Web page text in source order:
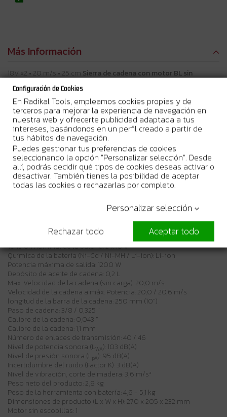
Más Información
18V x2 • 20 m/s • 25 cm Sierra de cadena con motor BL sin
escobillas con alta velocidad de cadena para podar y tallar
Descripción
Potente sierra sin cable con motor sin escobillas y velocidad de
cadena de 20 m/s. Potencia extra para hasta 60 s está disponible
para cortar ramas gruesas. Equipada con brida de 10". Versión del
cuerpo sin batería y cargador.
Beneficios del usuario
El sistema de protección de la batería corta automáticamente la
alimentación cuando el nivel de la batería es bajo
Lubricación automática de la cadena
Motor sin escobillas, sin mantenimiento y de larga duración
Incertidumbre de vibración (Factor K), corte de madera: 1,5 m/s²
Tensión LXT: 1
Tensión nominal de la batería: 2 x 18 V
Química de la batería (Ni-Cd / Ni-MH / Li-ion): Li-ion
Potencia máxima de salida: 1200 W
Depósito de aceite de cadena: 0,2 L
Max. Velocidad de la cadena (sin carga): 20,0 m/s
Velocidad de la cadena a máx. Potencia: 20,0 / 20,6 m/s
longitud de la barra de la cadena: 250 mm (10")
Paso de cadena: 3/8 / 0,325 "
Calibre de la cadena: 0,043 "
Calibre de la cadena: 1,1 mm
Número de enlaces de transmisión: 40 / 46
Nivel de potencia sonora (LWA ): 103 dB(A)
Nivel de presión sonora (LpA ): 95 dB(A)
Incertidumbre del ruido (Factor K): 3 dB(A)
Nivel de vibración, corte de madera: 3,6 m/s²
Peso neto del producto: 2,8 kg
Peso de la herramienta con batería: 4,6 - 5,1 kg
Dimensiones de producto (L x W x H): 270 x 205 x 232 mm
Motor sin escobillas: 1
Configuración de Cookies
En Radikal Tools, empleamos cookies propias y de
terceros para mejorar la experiencia de navegación en
nuestra web y ofrecerte publicidad adaptada a tus
intereses, basándonos en un perfil creado a partir de
tus hábitos de navegación.
Puedes gestionar tus preferencias de cookies
seleccionando la opción "Personalizar selección". Desde
allí, podrás decidir qué tipos de cookies deseas activar o
desactivar. También tienes la posibilidad de aceptar
todas las cookies o rechazarlas por completo.
Personalizar selección
Rechazar todo
Aceptar todo